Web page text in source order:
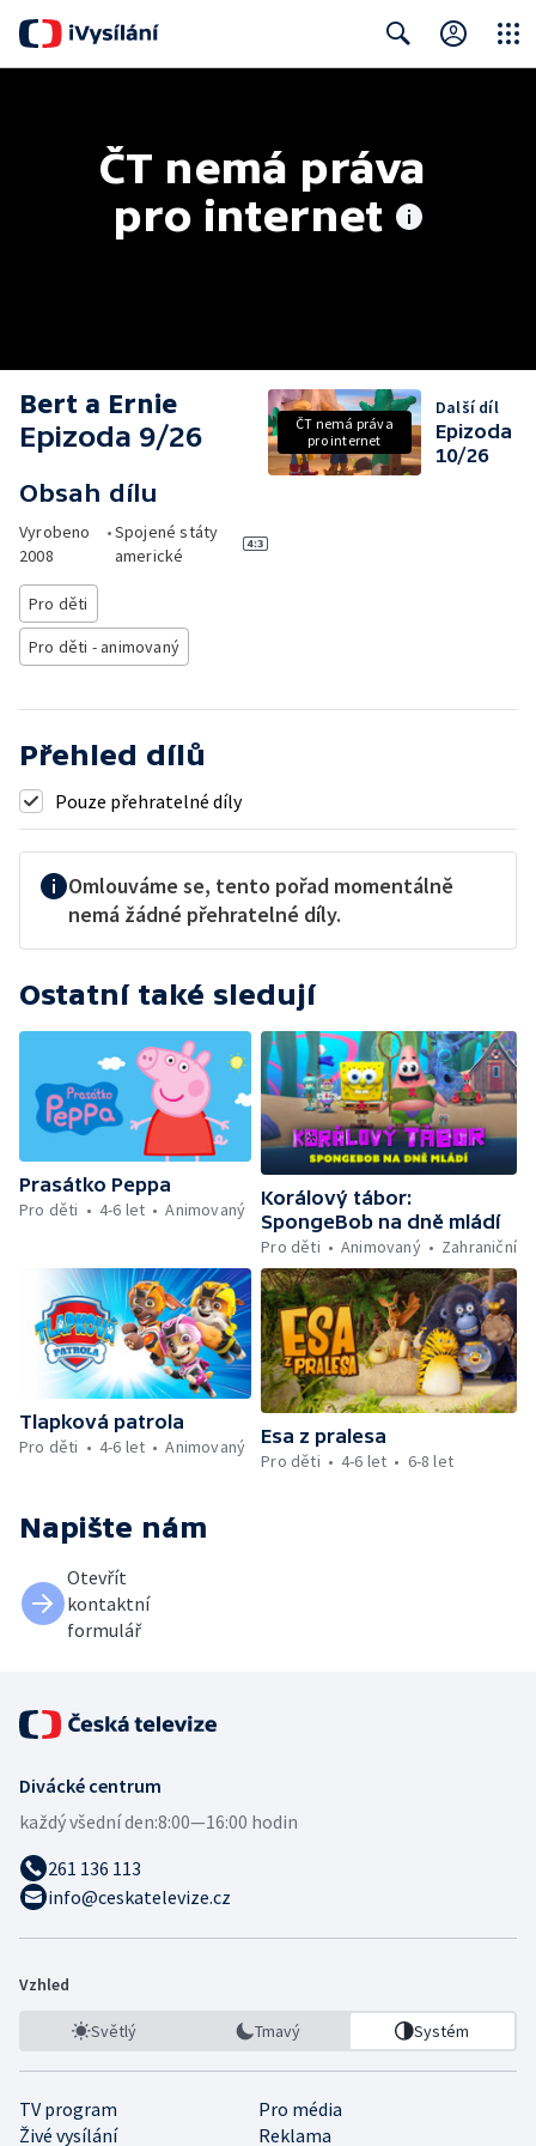
ČT nemá práva
pro internet
Bert a Ernie
Epizoda 9/26
Obsah dílu
Vyrobeno
2008
•Spojené státy
americké
Pro děti
Pro děti - animovaný
ČT nemá práva
pro internet
Další díl
Epizoda
10/26
Přehled dílů
Pouze přehratelné díly
Omlouváme se, tento pořad momentálně
nemá žádné přehratelné díly.
Ostatní také sledují
Prasátko Peppa
Pro děti
4-6 let Animovaný
Korálový tábor:
SpongeBob na dně mládí
Pro děti
Animovaný Zahraniční
Tlapková patrola
Pro děti
4-6 let Animovaný
Esa z pralesa
Pro děti
4-6 let 6-8 let
Napište nám
Otevřít
kontaktní
formulář
Divácké centrum
každý všední den:8:00—16:00 hodin
261 136 113
info@ceskatelevize.cz
Vzhled
Světlý Tmavý Systém
TV program
Pro média
Živé vysílání
Reklama